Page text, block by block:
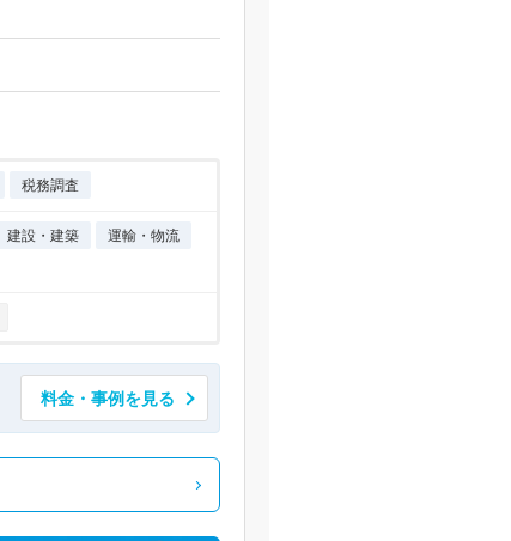
税務調査
建設・建築
運輸・物流
料金・事例を見る